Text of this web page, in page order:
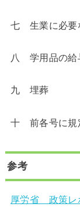
七 生業に必要
八 学用品の給
九 埋葬
十 前各号に規
参考
厚労省 政策レ